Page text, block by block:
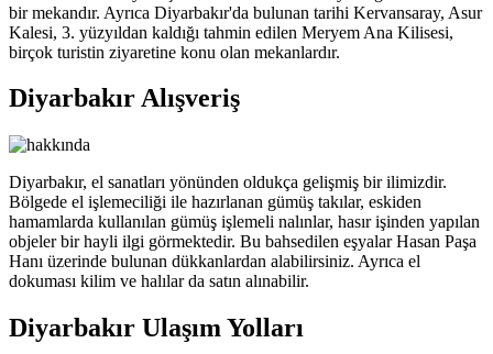
bir mekandır. Ayrıca Diyarbakır'da bulunan tarihi Kervansaray, Asur
Kalesi, 3. yüzyıldan kaldığı tahmin edilen Meryem Ana Kilisesi,
birçok turistin ziyaretine konu olan mekanlardır.
Diyarbakır Alışveriş
Diyarbakır, el sanatları yönünden oldukça gelişmiş bir ilimizdir.
Bölgede el işlemeciliği ile hazırlanan gümüş takılar, eskiden
hamamlarda kullanılan gümüş işlemeli nalınlar, hasır işinden yapılan
objeler bir hayli ilgi görmektedir. Bu bahsedilen eşyalar Hasan Paşa
Hanı üzerinde bulunan dükkanlardan alabilirsiniz. Ayrıca el
dokuması kilim ve halılar da satın alınabilir.
Diyarbakır Ulaşım Yolları